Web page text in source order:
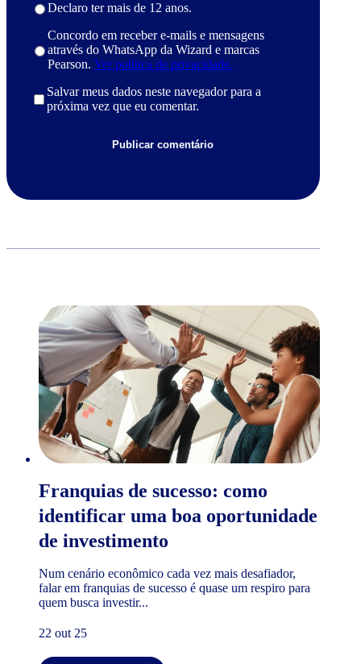
Declaro ter mais de 12 anos.
Concordo em receber e-mails e mensagens
através do WhatsApp da Wizard e marcas
Pearson. Ver política de privacidade.
Salvar meus dados neste navegador para a
próxima vez que eu comentar.
Franquias de sucesso: como
identificar uma boa oportunidade
de investimento
Num cenário econômico cada vez mais desafiador,
falar em franquias de sucesso é quase um respiro para
quem busca investir...
22 out 25